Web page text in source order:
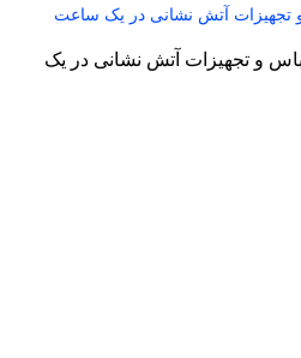
و تجهیزات آتش نشانی در یک ساعت